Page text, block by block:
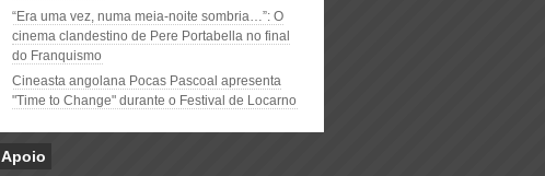
“Era uma vez, numa meia-noite sombria…”: O
cinema clandestino de Pere Portabella no final
do Franquismo
Cineasta angolana Pocas Pascoal apresenta
"Time to Change" durante o Festival de Locarno
Apoio